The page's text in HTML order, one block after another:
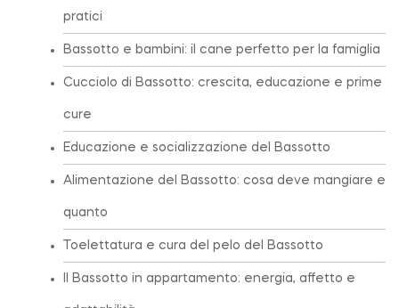
pratici
Bassotto e bambini: il cane perfetto per la famiglia
Cucciolo di Bassotto: crescita, educazione e prime
cure
Educazione e socializzazione del Bassotto
Alimentazione del Bassotto: cosa deve mangiare e
quanto
Toelettatura e cura del pelo del Bassotto
Il Bassotto in appartamento: energia, affetto e